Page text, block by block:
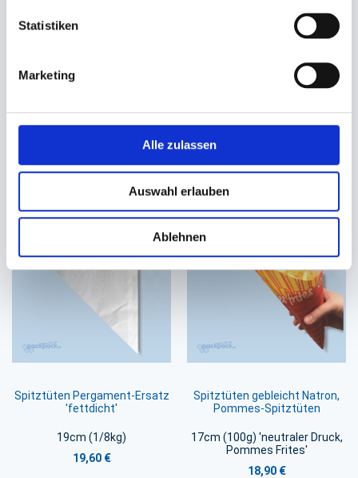
Statistiken
Marketing
Alle zulassen
Auswahl erlauben
Ablehnen
Spitztüten gebleicht weiß
In den Warenkorb
Spitztüten gebleicht weiß
Natron 2-lagig
In den Warenkorb
Spitztüten Pergament-Ersatz
'fettdicht'
19cm (1/8kg)
19,60 €
Spitztüten gebleicht Natron,
Pommes-Spitztüten
17cm (100g) 'neutraler Druck,
Pommes Frites'
18,90 €